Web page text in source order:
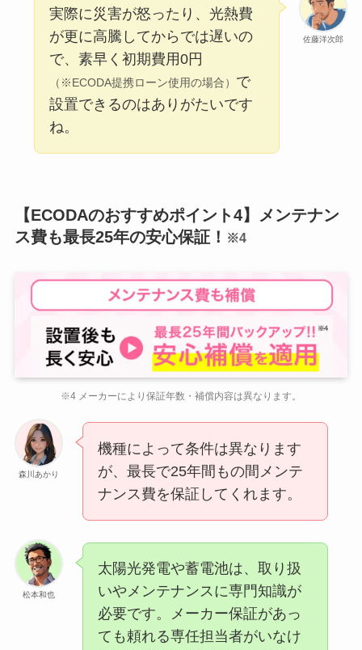
佐藤洋次郎
実際に災害が怒ったり、光熱費
が更に高騰してからでは遅いの
で、素早く初期費用0円
（※ECODA提携ローン使用の場合） で
設置できるのはありがたいです
ね。
【ECODAのおすすめポイント4】メンテナン
ス費も最長25年の安心保証！ ※4
※4 メーカーにより保証年数・補償内容は異なります。
森川あかり
機種によって条件は異なります
が、最長で25年間もの間メンテ
ナンス費を保証してくれます。
松本和也
太陽光発電や蓄電池は、取り扱
いやメンテナンスに専門知識が
必要です。メーカー保証があっ
ても頼れる専任担当者がいなけ